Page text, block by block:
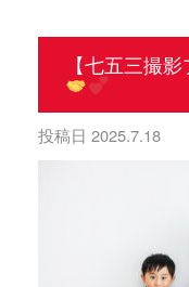
【七五三撮
投稿日 2025.7.18